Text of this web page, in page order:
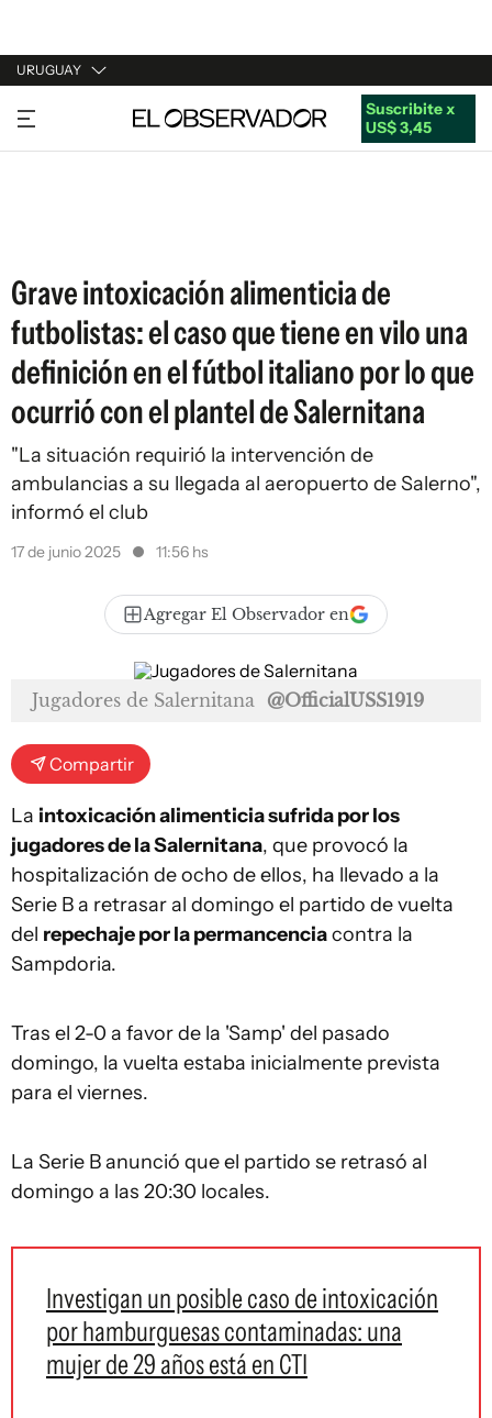
URUGUAY
URUGUAY
ARGENTINA
Suscribite x
US$ 3,45
Grave intoxicación alimenticia de
futbolistas: el caso que tiene en vilo una
definición en el fútbol italiano por lo que
ocurrió con el plantel de Salernitana
"La situación requirió la intervención de
ambulancias a su llegada al aeropuerto de Salerno",
informó el club
17 de junio 2025 11:56 hs
Agregar El Observador en
Jugadores de Salernitana @OfficialUSS1919
Compartir
La intoxicación alimenticia sufrida por los
jugadores de la Salernitana, que provocó la
hospitalización de ocho de ellos, ha llevado a la
Serie B a retrasar al domingo el partido de vuelta
del repechaje por la permancenciacontra la
Sampdoria.
Tras el 2-0 a favor de la 'Samp' del pasado
domingo, la vuelta estaba inicialmente prevista
para el viernes.
La Serie B anunció que el partido se retrasó al
domingo a las 20:30 locales.
Investigan un posible caso de intoxicación
por hamburguesas contaminadas: una
mujer de 29 años está en CTI